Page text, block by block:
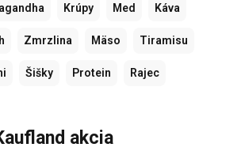
Krúpy Med Káva
Zmrzlina Mäso Tiramisu
Šišky Protein Rajec
akcia